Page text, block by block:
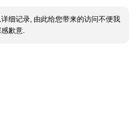
细记录, 由此给您带来的访问不便我
歉意.